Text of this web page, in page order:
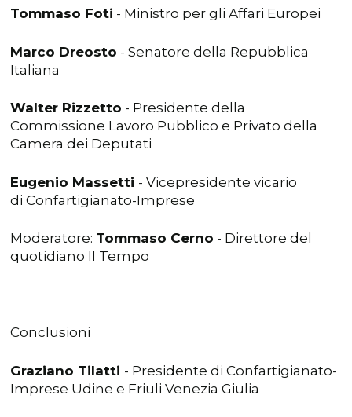
Tommaso Foti - Ministro per gli Affari Europei
Marco Dreosto - Senatore della Repubblica
Italiana
Walter Rizzetto - Presidente della
Commissione Lavoro Pubblico e Privato della
Camera dei Deputati
Eugenio Massetti - Vicepresidente vicario
di Confartigianato-Imprese
Moderatore: Tommaso Cerno - Direttore del
quotidiano Il Tempo
Conclusioni
Graziano Tilatti - Presidente di Confartigianato-
Imprese Udine e Friuli Venezia Giulia